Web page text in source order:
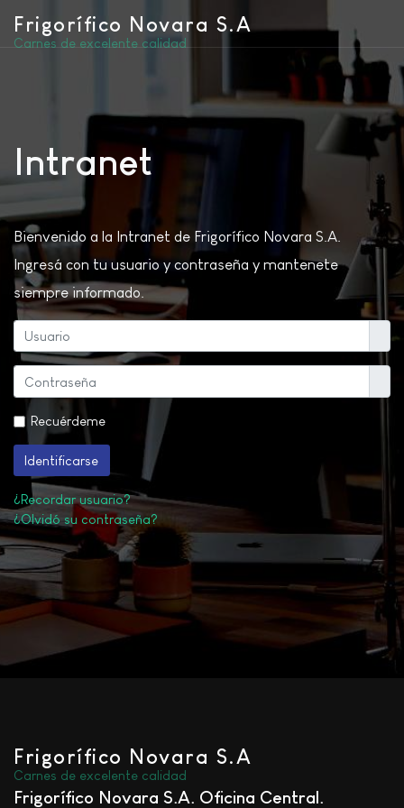
Frigorífico Novara S.A
Carnes de excelente calidad
Intranet
Bienvenido a la Intranet de Frigorífico Novara S.A.
Ingresá con tu usuario y contraseña y mantenete
siempre informado.
Recuérdeme
Identificarse
¿Recordar usuario?
¿Olvidó su contraseña?
Frigorífico Novara S.A
Carnes de excelente calidad
Frigorífico Novara S.A. Oficina Central